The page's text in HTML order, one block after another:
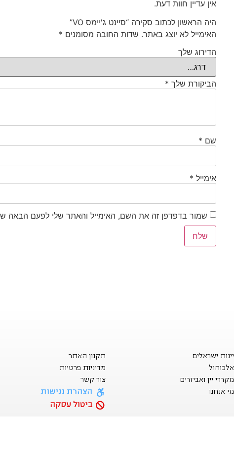
אין עדיין חוות דעת.
היה הראשון לכתוב סקירה “סיינט ג'יימס VO”
האימייל לא יוצג באתר. שדות החובה מסומנים *
הדירוג שלך
הביקורת שלך *
שם *
אימייל *
שמור בדפדפן זה את השם, האימייל והאתר שלי לפעם הבאה
יינות ישראלים
אלכוהול
מקררי יין ואביזרים
מי אנחנו
תקנון האתר
מדיניות פרטיות
צור קשר
הצהרת נגישות
ביטול עסקה